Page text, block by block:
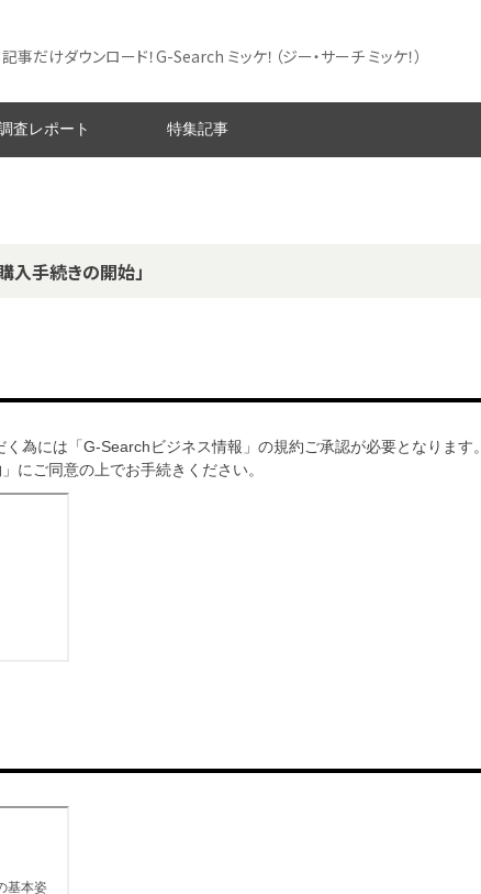
事だけダウンロード！G-Search ミッケ！ （ジー・サーチ ミッケ！）
査レポート 特集記事
手続きの開始」
為には「G-Searchビジネス情報」の規約ご承認が必要となります。
にご同意の上でお手続きください。